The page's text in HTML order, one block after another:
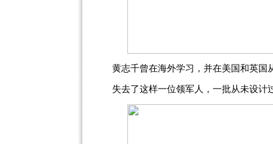
黄志千曾在海外学习，并在美国和英国
失去了这样一位领军人，一批从未设